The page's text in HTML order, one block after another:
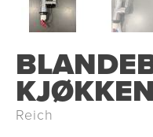
KJØKKEN
Reich